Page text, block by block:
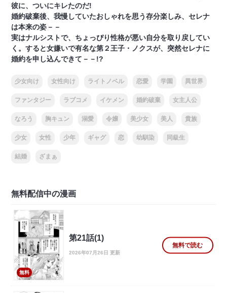
彼に、ついにキレたのだ!
婚約破棄後、我慢していたおしゃれを思う存分楽しみ、セレナ
は本来の姿－－
実はナルシストで、ちょっぴり性格が悪い自分を取り戻してい
く。すると女嫌いで有名な第２王子・ノクスが、突然セレナに
婚約を申し込んできて－－!?
少女向け 女性向け ライトノベル 恋愛 学園 異世界
ファンタジー ラブコメ イケメン 婚約破棄 女主人公
なろう 胸キュン 溺愛 令嬢 美少女 美人 貴族
少女 女性 少年 ギャグ 恋 幼馴染 同級生
結婚 ざまぁ
無料配信中の漫画
無料
第21話(1)
2026年07月26日 更新
無料で読む